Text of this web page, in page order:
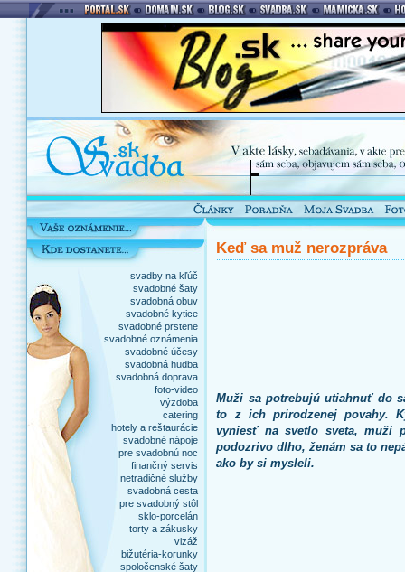
svadby na kľúč
svadobné šaty
svadobná obuv
svadobné kytice
svadobné prstene
svadobné oznámenia
svadobné účesy
svadobná hudba
svadobná doprava
foto-video
výzdoba
catering
hotely a reštaurácie
svadobné nápoje
pre svadobnú noc
finančný servis
netradičné služby
svadobná cesta
pre svadobný stôl
sklo-porcelán
torty a zákusky
vizáž
bižutéria-korunky
spoločenské šaty
Keď sa muž nerozpráva
Muži sa potrebujú utiahnuť do
to z ich prirodzenej povahy.
vyniesť na svetlo sveta, muži
podozrivo dlho, ženám sa to
ako by si mysleli.